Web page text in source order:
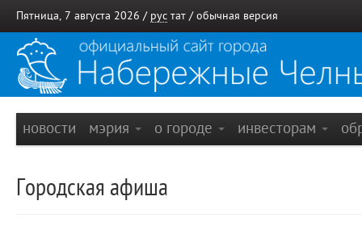
Пятница, 7 августа 2026 / рус тат / обычная версия
новости мэрия о городе инвесторам
Городская афиша